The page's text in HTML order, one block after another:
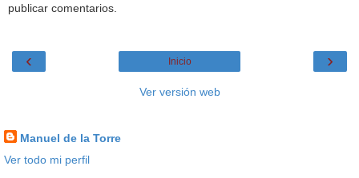
publicar comentarios.
‹ ›
Inicio
Ver versión web
Manuel de la Torre
Ver todo mi perfil